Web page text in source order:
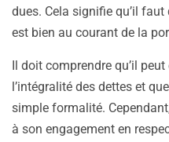
dues. Cela signifie qu’il faut
est bien au courant de la
Il doit comprendre qu’il
l’intégralité des dettes et
simple formalité.
à son engagement en